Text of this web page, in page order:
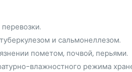
и сальмонеллезом.
пометом, почвой, перьями.
влажностного режима